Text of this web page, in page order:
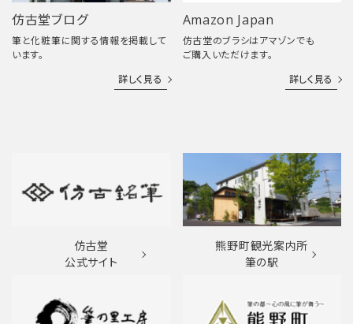
仿古堂ブログ
筆と化粧筆に関する情報を掲載して
います。
詳しく見る
Amazon Japan
仿古堂のブラシはアマゾンでも
ご購入いただけます。
詳しく見る
仿古堂
公式サイト
熊野町観光案内所
筆の駅